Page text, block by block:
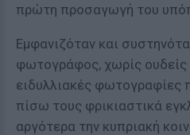
πρώτη προσαγωγή του
Εμφανιζόταν και
φωτογράφος, χωρίς ουδείς
ειδυλλιακές φωτογραφίες
πίσω τους φρικιαστικά
αργότερα την κυπριακή